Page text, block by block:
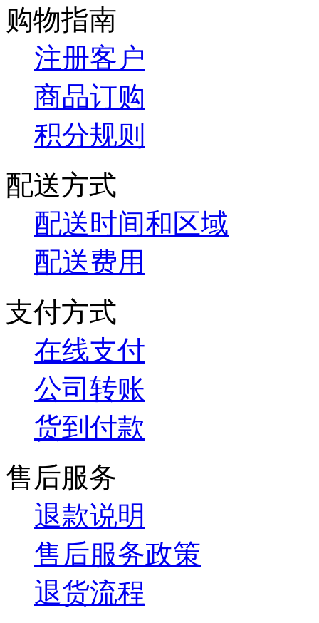
购物指南
注册客户
商品订购
积分规则
配送方式
配送时间和区域
配送费用
支付方式
在线支付
公司转账
货到付款
售后服务
退款说明
售后服务政策
退货流程